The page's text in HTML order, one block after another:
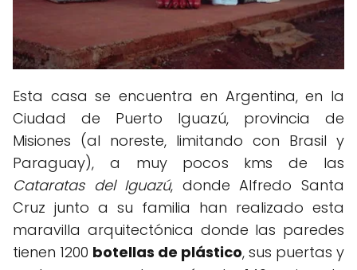
Esta casa se encuentra en Argentina, en la
Ciudad de Puerto Iguazú, provincia de
Misiones (al noreste, limitando con Brasil y
Paraguay), a muy pocos kms de las
Cataratas del Iguazú, donde Alfredo Santa
Cruz junto a su familia han realizado esta
maravilla arquitectónica donde las paredes
tienen 1200 botellas de plástico, sus puertas y